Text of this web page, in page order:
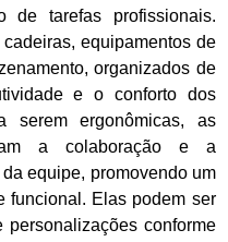
de tarefas profissionais.
equipamentos de
organizados de
e o conforto dos
serem ergonômicas, as
a colaboração e a
equipe, promovendo um
funcional. Elas podem ser
personalizações conforme